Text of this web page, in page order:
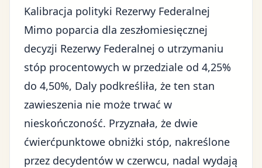
Kalibracja polityki Rezerwy Federalnej
Mimo poparcia dla zeszłomiesięcznej
decyzji Rezerwy Federalnej o utrzymaniu
stóp procentowych w przedziale od 4,25%
do 4,50%, Daly podkreśliła, że ten stan
zawieszenia nie może trwać w
nieskończoność. Przyznała, że dwie
ćwierćpunktowe obniżki stóp, nakreślone
przez decydentów w czerwcu, nadal wydają